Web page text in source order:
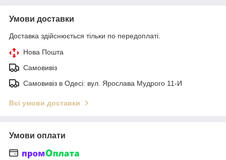
Умови доставки
Доставка здійснюється тільки по передоплаті.
Нова Пошта
Самовивіз
Самовивіз в Одесі: вул. Ярослава Мудрого 11-И
Всі умови доставки
Умови оплати